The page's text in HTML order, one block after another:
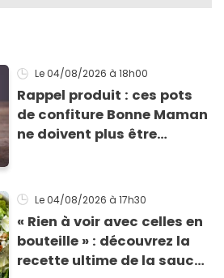
Le 04/08/2026 à 18h00
Rappel produit : ces pots
de confiture Bonne Maman
ne doivent plus être
morceaux de verre
Le 04/08/2026 à 17h30
« Rien à voir avec celles en
bouteille » : découvrez la
recette ultime de la sauce